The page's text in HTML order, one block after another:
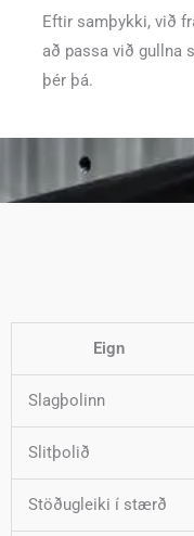
Eftir samþykki, við
að passa við gullna
þér þá.
Eign
Slagþolinn
Slitþolið
Stöðugleiki í stærð